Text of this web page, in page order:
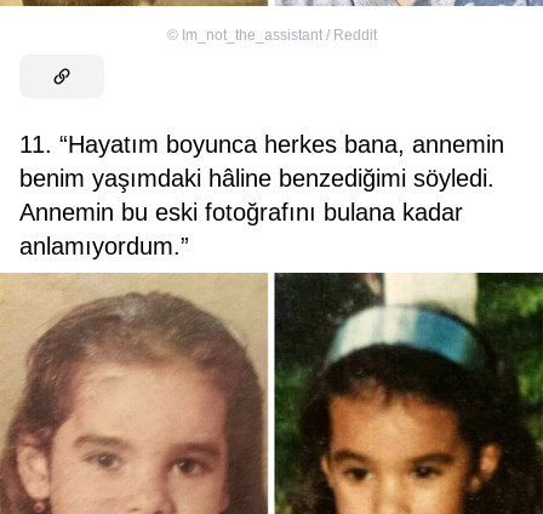
© Im_not_the_assistant / Reddit
11. “Hayatım boyunca herkes bana, annemin
benim yaşımdaki hâline benzediğimi söyledi.
Annemin bu eski fotoğrafını bulana kadar
anlamıyordum.”